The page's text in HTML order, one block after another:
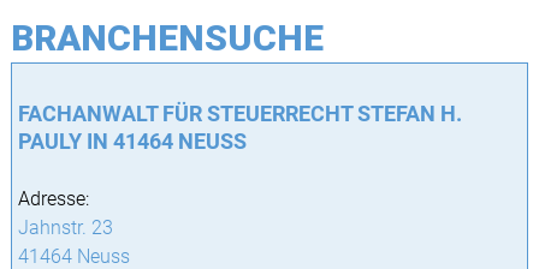
BRANCHENSUCHE
FACHANWALT FÜR STEUERRECHT STEFAN H.
PAULY IN 41464 NEUSS
Adresse:
Jahnstr. 23
41464 Neuss